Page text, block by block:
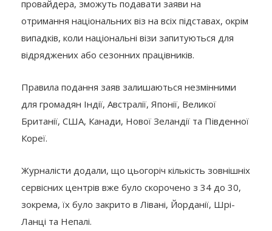
провайдера, зможуть подавати заяви на
отримання національних віз на всіх підставах, окрім
випадків, коли національні візи запитуються для
відряджених або сезонних працівників.
Правила подання заяв залишаються незмінними
для громадян Індії, Австралії, Японії, Великої
Британії, США, Канади, Нової Зеландії та Південної
Кореї.
Журналісти додали, що цьогоріч кількість зовнішніх
сервісних центрів вже було скорочено з 34 до 30,
зокрема, їх було закрито в Лівані, Йорданії, Шрі-
Ланці та Непалі.